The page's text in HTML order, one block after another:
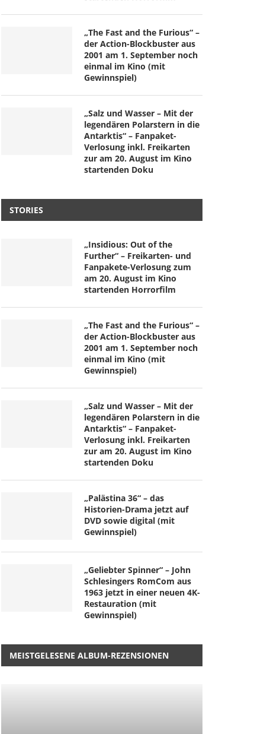
„The Fast and the Furious“ –
der Action-Blockbuster aus
2001 am 1. September noch
einmal im Kino (mit
Gewinnspiel)
„Salz und Wasser – Mit der
legendären Polarstern in die
Antarktis“ – Fanpaket-
Verlosung inkl. Freikarten
zur am 20. August im Kino
startenden Doku
STORIES
„Insidious: Out of the
Further“ – Freikarten- und
Fanpakete-Verlosung zum
am 20. August im Kino
startenden Horrorfilm
„The Fast and the Furious“ –
der Action-Blockbuster aus
2001 am 1. September noch
einmal im Kino (mit
Gewinnspiel)
„Salz und Wasser – Mit der
legendären Polarstern in die
Antarktis“ – Fanpaket-
Verlosung inkl. Freikarten
zur am 20. August im Kino
startenden Doku
„Palästina 36“ – das
Historien-Drama jetzt auf
DVD sowie digital (mit
Gewinnspiel)
„Geliebter Spinner“ – John
Schlesingers RomCom aus
1963 jetzt in einer neuen 4K-
Restauration (mit
Gewinnspiel)
MEISTGELESENE ALBUM-REZENSIONEN